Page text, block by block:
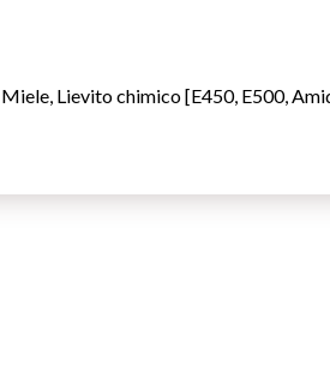
Lievito chimico [E450, E500,